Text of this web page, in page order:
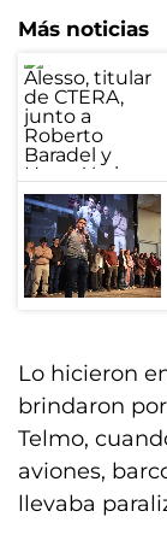
Más noticias
Lo hicieron
brindaron
Telmo,
aviones,
llevaba